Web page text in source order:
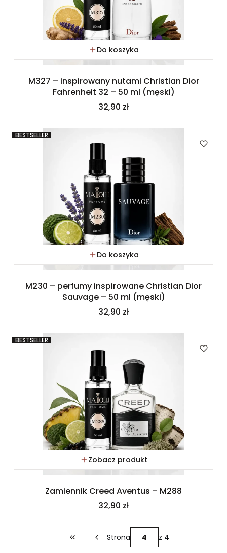
Do koszyka
M327 – inspirowany nutami Christian Dior
Fahrenheit 32 – 50 ml (męski)
Cena
32,90 zł
BESTSELLER
Do koszyka
M230 – perfumy inspirowane Christian Dior
Sauvage – 50 ml (męski)
Cena
32,90 zł
BESTSELLER
Zobacz produkt
Zamiennik Creed Aventus – M288
Cena
32,90 zł
Wróć do pierwszej strony z produktami
Strona z 4